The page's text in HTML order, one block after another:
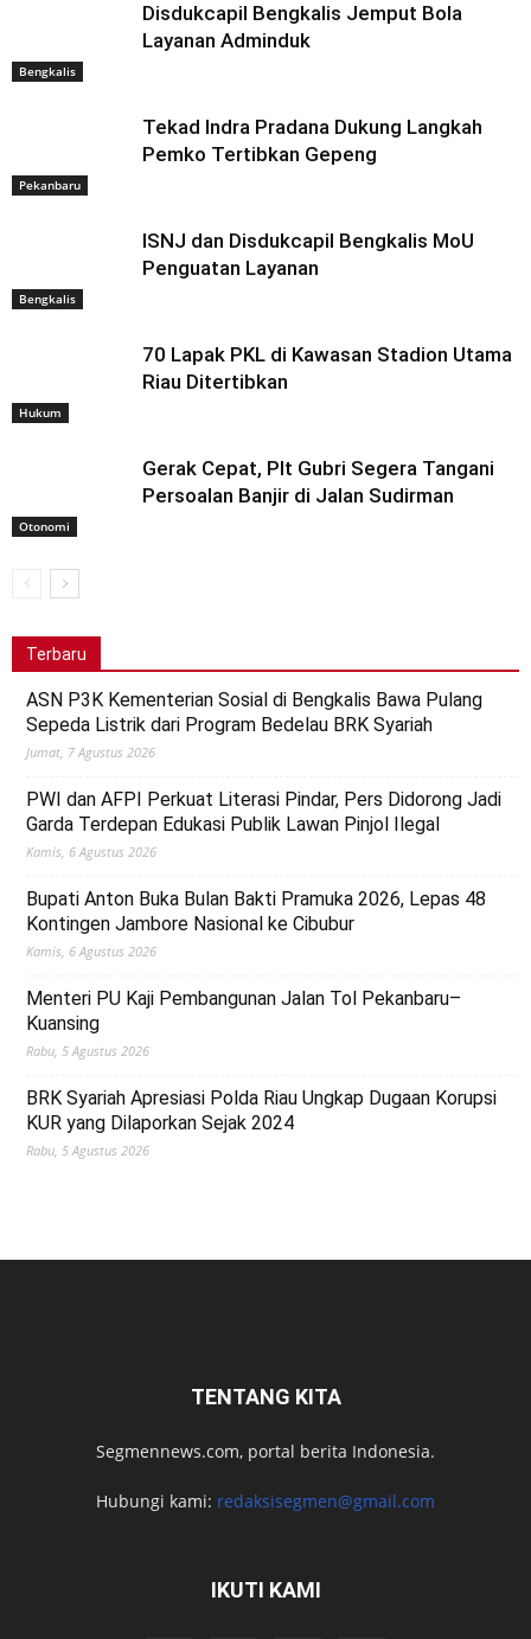
Bengkalis
Disdukcapil Bengkalis Jemput Bola
Layanan Adminduk
Pekanbaru
Tekad Indra Pradana Dukung Langkah
Pemko Tertibkan Gepeng
Bengkalis
ISNJ dan Disdukcapil Bengkalis MoU
Penguatan Layanan
Hukum
70 Lapak PKL di Kawasan Stadion Utama
Riau Ditertibkan
Otonomi
Gerak Cepat, Plt Gubri Segera Tangani
Persoalan Banjir di Jalan Sudirman
Terbaru
ASN P3K Kementerian Sosial di Bengkalis Bawa Pulang
Sepeda Listrik dari Program Bedelau BRK Syariah
Jumat, 7 Agustus 2026
PWI dan AFPI Perkuat Literasi Pindar, Pers Didorong Jadi
Garda Terdepan Edukasi Publik Lawan Pinjol Ilegal
Kamis, 6 Agustus 2026
Bupati Anton Buka Bulan Bakti Pramuka 2026, Lepas 48
Kontingen Jambore Nasional ke Cibubur
Kamis, 6 Agustus 2026
Menteri PU Kaji Pembangunan Jalan Tol Pekanbaru–
Kuansing
Rabu, 5 Agustus 2026
BRK Syariah Apresiasi Polda Riau Ungkap Dugaan Korupsi
KUR yang Dilaporkan Sejak 2024
Rabu, 5 Agustus 2026
TENTANG KITA
Segmennews.com, portal berita Indonesia.
Hubungi kami: redaksisegmen@gmail.com
IKUTI KAMI